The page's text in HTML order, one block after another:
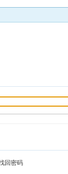
回密码